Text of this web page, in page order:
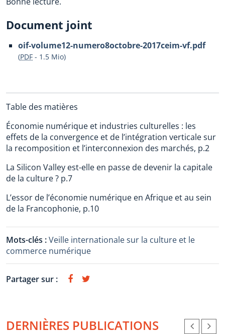
Document joint
oif-volume12-numero8octobre-2017ceim-vf.pdf
(PDF - 1.5 Mio)
Table des matières
Économie numérique et industries culturelles : les
effets de la convergence et de l’intégration verticale sur
la recomposition et l’interconnexion des marchés, p.2
La Silicon Valley est-elle en passe de devenir la capitale
de la culture ? p.7
L’essor de l’économie numérique en Afrique et au sein
de la Francophonie, p.10
Mots-clés :Veille internationale sur la culture et le
commerce numérique
Partager sur :
DERNIÈRES PUBLICATIONS